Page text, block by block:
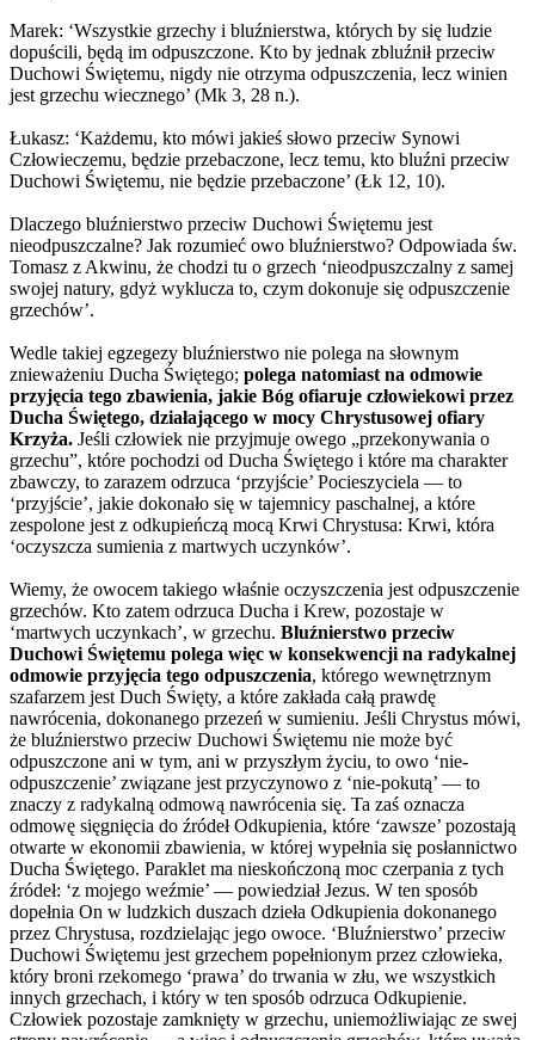
Marek: ‘Wszystkie grzechy i bluźnierstwa, których by się ludzie
dopuścili, będą im odpuszczone. Kto by jednak zbluźnił przeciw
Duchowi Świętemu, nigdy nie otrzyma odpuszczenia, lecz winien
jest grzechu wiecznego’ (Mk 3, 28 n.).
Łukasz: ‘Każdemu, kto mówi jakieś słowo przeciw Synowi
Człowieczemu, będzie przebaczone, lecz temu, kto bluźni przeciw
Duchowi Świętemu, nie będzie przebaczone’ (Łk 12, 10).
Dlaczego bluźnierstwo przeciw Duchowi Świętemu jest
nieodpuszczalne? Jak rozumieć owo bluźnierstwo? Odpowiada św.
Tomasz z Akwinu, że chodzi tu o grzech ‘nieodpuszczalny z samej
swojej natury, gdyż wyklucza to, czym dokonuje się odpuszczenie
grzechów’.
Wedle takiej egzegezy bluźnierstwo nie polega na słownym
znieważeniu Ducha Świętego; polega natomiast na odmowie
przyjęcia tego zbawienia, jakie Bóg ofiaruje człowiekowi przez
Ducha Świętego, działającego w mocy Chrystusowej ofiary
Krzyża. Jeśli człowiek nie przyjmuje owego „przekonywania o
grzechu”, które pochodzi od Ducha Świętego i które ma charakter
zbawczy, to zarazem odrzuca ‘przyjście’ Pocieszyciela — to
‘przyjście’, jakie dokonało się w tajemnicy paschalnej, a które
zespolone jest z odkupieńczą mocą Krwi Chrystusa: Krwi, która
‘oczyszcza sumienia z martwych uczynków’.
Wiemy, że owocem takiego właśnie oczyszczenia jest odpuszczenie
grzechów. Kto zatem odrzuca Ducha i Krew, pozostaje w
‘martwych uczynkach’, w grzechu. Bluźnierstwo przeciw
Duchowi Świętemu polega więc w konsekwencji na radykalnej
odmowie przyjęcia tego odpuszczenia, którego wewnętrznym
szafarzem jest Duch Święty, a które zakłada całą prawdę
nawrócenia, dokonanego przezeń w sumieniu. Jeśli Chrystus mówi,
że bluźnierstwo przeciw Duchowi Świętemu nie może być
odpuszczone ani w tym, ani w przyszłym życiu, to owo ‘nie-
odpuszczenie’ związane jest przyczynowo z ‘nie-pokutą’ — to
znaczy z radykalną odmową nawrócenia się. Ta zaś oznacza
odmowę sięgnięcia do źródeł Odkupienia, które ‘zawsze’ pozostają
otwarte w ekonomii zbawienia, w której wypełnia się posłannictwo
Ducha Świętego. Paraklet ma nieskończoną moc czerpania z tych
źródeł: ‘z mojego weźmie’ — powiedział Jezus. W ten sposób
dopełnia On w ludzkich duszach dzieła Odkupienia dokonanego
przez Chrystusa, rozdzielając jego owoce. ‘Bluźnierstwo’ przeciw
Duchowi Świętemu jest grzechem popełnionym przez człowieka,
który broni rzekomego ‘prawa’ do trwania w złu, we wszystkich
innych grzechach, i który w ten sposób odrzuca Odkupienie.
Człowiek pozostaje zamknięty w grzechu, uniemożliwiając ze swej